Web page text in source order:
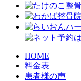
HOME
料金表
患者様の声